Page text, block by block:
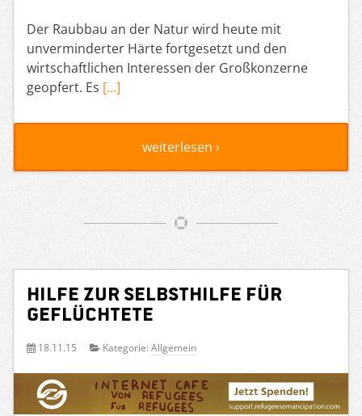
Der Raubbau an der Natur wird heute mit
unverminderter Härte fortgesetzt und den
wirtschaftlichen Interessen der Großkonzerne
geopfert. Es […]
weiterlesen ›
Hilfe zur Selbsthilfe für
Geflüchtete
18.11.15 Kategorie: Allgemein